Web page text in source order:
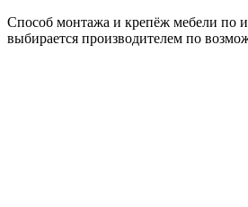
Способ монтажа и крепёж мебели по
выбирается производителем по